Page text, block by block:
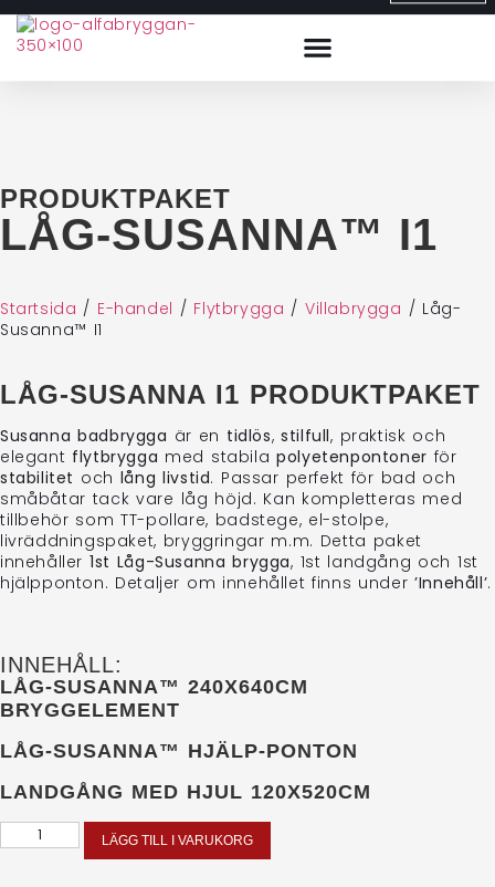
PRODUKTPAKET
LÅG-SUSANNA™ I1
Startsida / E-handel / Flytbrygga /Villabrygga / Låg-
Susanna™ I1
LÅG-SUSANNA I1 PRODUKTPAKET
Susanna badbrygga är en tidlös,stilfull, praktisk och
elegant flytbrygga med stabilapolyetenpontoner för
stabilitet och lång livstid. Passar perfekt för bad och
småbåtar tack vare låg höjd. Kan kompletteras med
tillbehör som TT-pollare, badstege, el-stolpe,
livräddningspaket, bryggringar m.m. Detta paket
innehåller 1st Låg-Susanna brygga, 1st landgång och 1st
hjälpponton. Detaljer om innehållet finns under’Innehåll’.
INNEHÅLL:
LÅG-SUSANNA™ 240X640CM
BRYGGELEMENT
LÅG-SUSANNA™ HJÄLP-PONTON
LANDGÅNG MED HJUL 120X520CM
LÄGG TILL I VARUKORG